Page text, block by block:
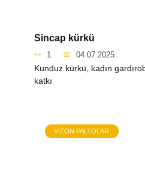
Sincap kürkü
1 04.07.2025
Kunduz kürkü, kadın
katkı
VIZON PALTOLAR